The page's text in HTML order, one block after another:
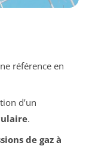
référence en
d’un
.
de gaz à